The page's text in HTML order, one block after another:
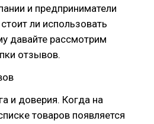
и предприниматели
ли использовать
давайте рассмотрим
отзывов.
и доверия. Когда на
товаров появляется